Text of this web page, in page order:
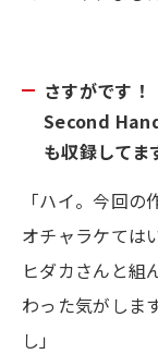
さすがです
Second
も収録してま
「ハイ。今回
オチャラケては
ヒダカさんと組
わった気がしま
し」